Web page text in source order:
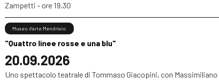
Zampetti - ore 19.30
"Quattro linee rosse e una blu"
20.09.2026
Museo d’arte Mendrisio
Uno spettacolo teatrale di Tommaso Giacopini, con Massimiliano